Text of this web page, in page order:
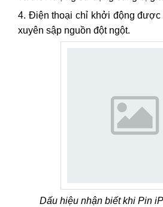
Điện thoại chỉ khởi động
xuyên sập nguồn đột ngột.
Dấu hiệu nhận biết khi Pin